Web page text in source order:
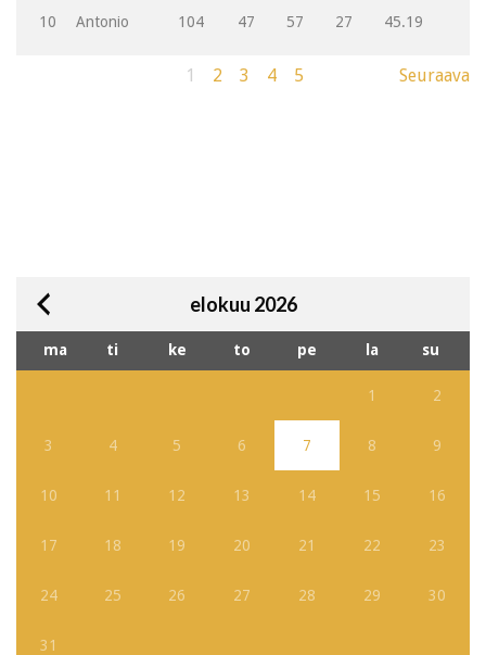
10 Antonio 104 47 57 27 45.19
1 2 3 4 5 Seuraava
elokuu 2026
ma ti ke to pe la su
1 2
3 4 5 6 7 8 9
10 11 12 13 14 15 16
17 18 19 20 21 22 23
24 25 26 27 28 29 30
31